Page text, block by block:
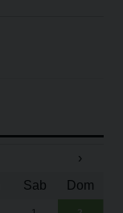
›
Sab Dom